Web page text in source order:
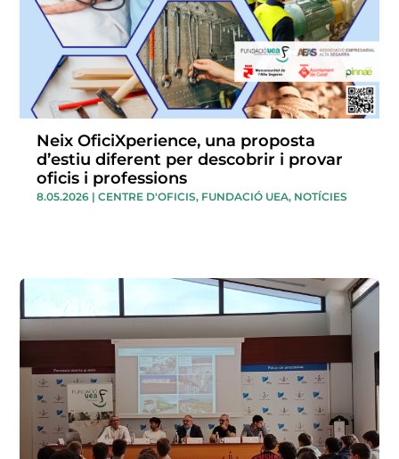
Neix OficiXperience, una proposta
d’estiu diferent per descobrir i provar
oficis i professions
8.05.2026 |CENTRE D'OFICIS, FUNDACIÓ UEA, NOTÍCIES